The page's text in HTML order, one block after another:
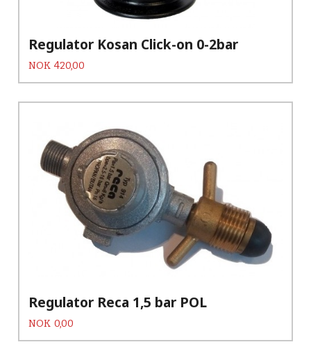
Regulator Kosan Click-on 0-2bar
Pris
NOK 420,00
Regulator Reca 1,5 bar POL
Pris
NOK 0,00